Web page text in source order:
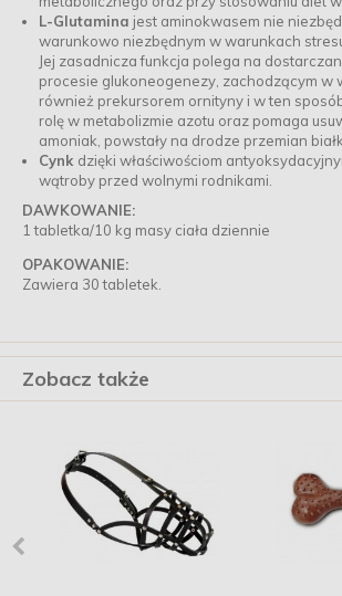
L-Glutamina jest aminokwasem nie
warunkowo niezbędnym w warunkach
Jej zasadnicza funkcja polega na
procesie glukoneogenezy, zachodzącym w
również prekursorem ornityny i w ten
rolę w metabolizmie azotu oraz pomaga
amoniak, powstały na drodze przemian
Cynk dzięki właściwościom
wątroby przed wolnymi rodnikami.
DAWKOWANIE:
1 tabletka/10 kg masy ciała dziennie
OPAKOWANIE:
Zawiera 30 tabletek.
Zobacz także